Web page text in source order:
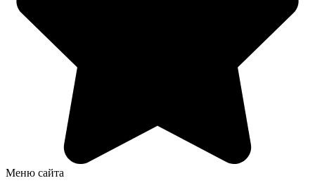
Меню сайта